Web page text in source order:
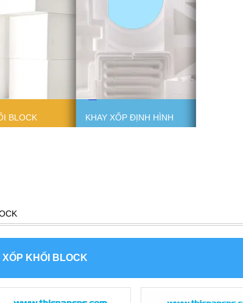
BLOCK KHAY XỐP ĐỊNH HÌNH
XỐP KHỐI BLOCK